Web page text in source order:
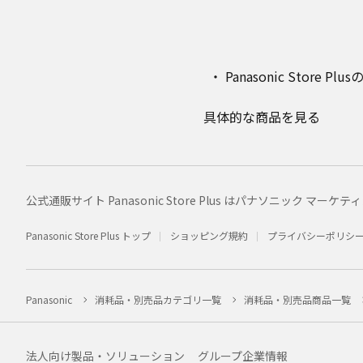
Panasonic Store Plus
具体的な商品を見る
公式通販サイト Panasonic Store Plus はパナソニック マーケテ
Panasonic Store Plus トップ ショッピング規約 プライバシーポリシー
Panasonic 消耗品・別売品カテゴリ一覧 消耗品・別売品商品一覧
法人向け製品・ソリューション グループ企業情報